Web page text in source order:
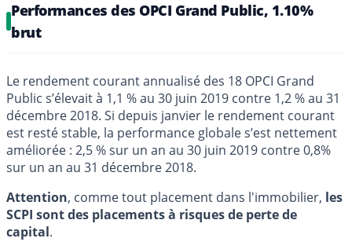
Performances des OPCI Grand Public, 1.10%
brut
Le rendement courant annualisé des 18 OPCI Grand
Public s’élevait à 1,1 % au 30 juin 2019 contre 1,2 % au 31
décembre 2018. Si depuis janvier le rendement courant
est resté stable, la performance globale s’est nettement
améliorée : 2,5 % sur un an au 30 juin 2019 contre 0,8%
sur un an au 31 décembre 2018.
Attention, comme tout placement dans l'immobilier, les
SCPI sont des placements à risques de perte de
capital.